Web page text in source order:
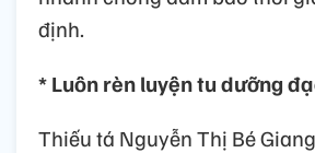
định.
* Luôn rèn luyện tu dưỡng
Thiếu tá Nguyễn Thị Bé